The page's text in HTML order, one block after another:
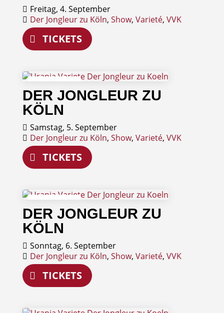
Freitag, 4. September
Der Jongleur zu Köln, Show, Varieté, VVK
TICKETS
05
September
DER JONGLEUR ZU
KÖLN
Samstag, 5. September
Der Jongleur zu Köln, Show, Varieté, VVK
TICKETS
06
September
DER JONGLEUR ZU
KÖLN
Sonntag, 6. September
Der Jongleur zu Köln, Show, Varieté, VVK
TICKETS